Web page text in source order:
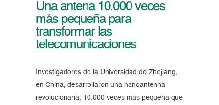
Una antena 10.000 veces
más pequeña para
transformar las
telecomunicaciones
Investigadores de la Universidad de Zhejiang,
en China, desarrollaron una nanoantenna
revolucionaria, 10.000 veces más pequeña que